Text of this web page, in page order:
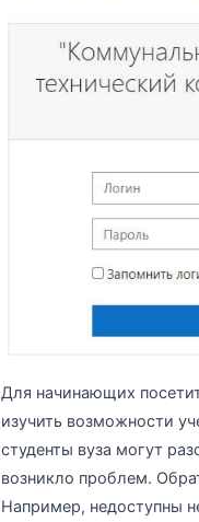
Для начинающих
изучить возможности
студенты вуза могут
возникло проблем.
Например, недоступны